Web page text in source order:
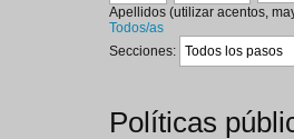
Apellidos (utilizar acentos,
Todos/as
Secciones:
Políticas